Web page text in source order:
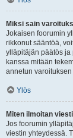
Miksi sain
Jokaisen foorumin
rikkonut sääntöä,
ylläpitäjän päätös ja
kanssa mitään
annetun varoituksen
Ylös
Miten ilmoitan
Jos foorumin
viestin yhteydessä.